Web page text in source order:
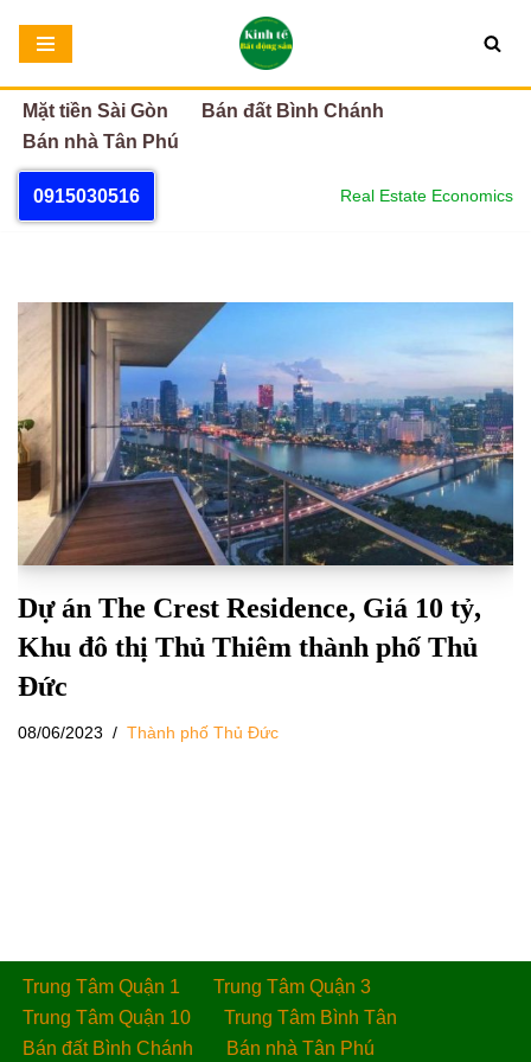
Chuyển
tới
nội
dung
Mặt tiền Sài Gòn
Bán đất Bình Chánh
Bán nhà Tân Phú
0915030516 Real Estate Economics
Dự án The Crest Residence, Giá 10 tỷ,
Khu đô thị Thủ Thiêm thành phố Thủ
Đức
08/06/2023 Thành phố Thủ Đức
Trung Tâm Quận 1
Trung Tâm Quận 3
Trung Tâm Quận 10
Trung Tâm Bình Tân
Bán đất Bình Chánh
Bán nhà Tân Phú